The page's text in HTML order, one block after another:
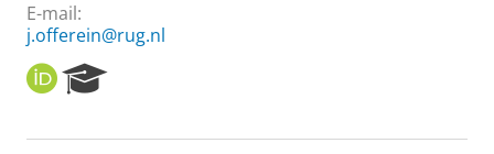
E-mail:
j.offerein@rug.nl
O
R
I
e